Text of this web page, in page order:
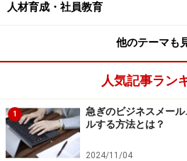
人材育成・社員教育
他のテーマも
人気記事ラン
1
急ぎのビジネスメー
ルする方法とは？
2024/11/04